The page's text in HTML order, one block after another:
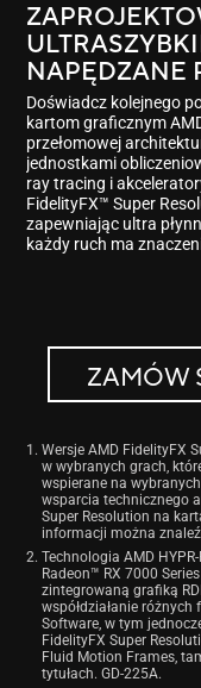
NAPĘDZANE
Doświadcz kolejnego
kartom graficznym
przełomowej
jednostkami
ray tracing i
FidelityFX™ Super
zapewniając ultra
każdy ruch ma
ZAMÓW
Wersje AMD FidelityFX
w wybranych grach,
wspierane na
wsparcia technicznego
Super Resolution na
informacji można
Technologia AMD
Radeon™ RX 7000
zintegrowaną grafiką
współdziałanie
Software, w tym
FidelityFX Super
Fluid Motion Frames,
tytułach. GD-225A.